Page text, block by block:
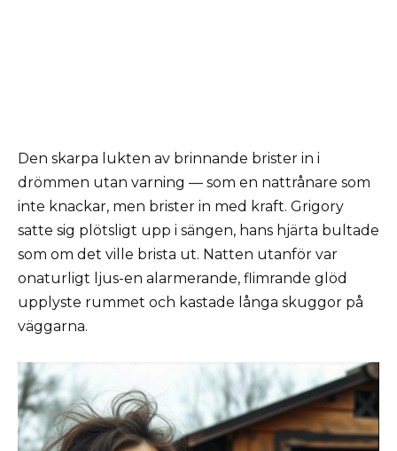
Den skarpa lukten av brinnande brister in i
drömmen utan varning — som en nattrånare som
inte knackar, men brister in med kraft. Grigory
satte sig plötsligt upp i sängen, hans hjärta bultade
som om det ville brista ut. Natten utanför var
onaturligt ljus-en alarmerande, flimrande glöd
upplyste rummet och kastade långa skuggor på
väggarna.